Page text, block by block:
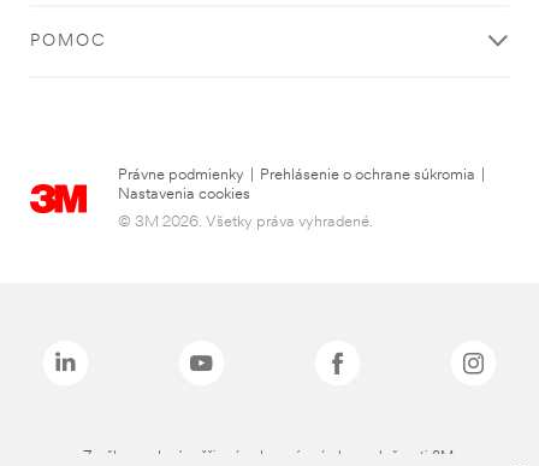
POMOC
Právne podmienky Prehlásenie o ochrane súkromia
Nastavenia cookies
© 3M 2026. Všetky práva vyhradené.
Značky uvedené vyššie sú ochranné známky spoločnosti 3M.